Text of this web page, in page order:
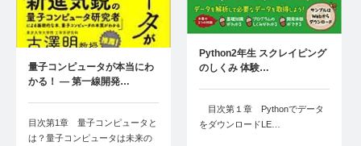
量子コンピュータが本当にわ
かる！ ― 第一線開発…
目次第1章 量子コンピュータと
は？量子コンピュータは未来の
Python2年生 スクレイピング
のしくみ 体験…
目次第１章 Pythonでデータ
をダウンロードLE…